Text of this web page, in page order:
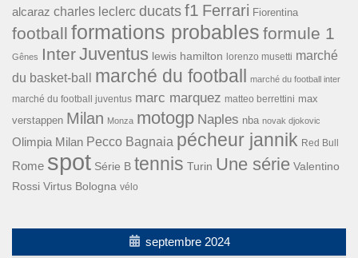
alcaraz charles leclerc ducats f1 Ferrari Fiorentina
football formations probables formule 1
Gênes InterJuventus lewis hamilton lorenzo musetti marché
du basket-ball
marché du football marché du football inter
marché du football juventus marc marquez matteo berrettini max
verstappen Milan Monza motogp Naples nba novak djokovic
Olimpia Milan Pecco Bagnaia pécheur jannik Red Bull
Rome spot Série B tennis Turin Une série Valentino
Rossi Virtus Bologna vélo
septembre 2024